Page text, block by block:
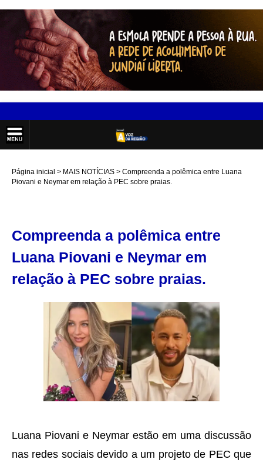
Página inicial MAIS NOTÍCIAS
Compreenda a polêmica entre Luana
Piovani e Neymar em relação à PEC sobre praias.
Compreenda a polêmica entre
Luana Piovani e Neymar em
relação à PEC sobre praias.
Luana Piovani e Neymar estão em uma discussão
nas redes sociais devido a um projeto de PEC que